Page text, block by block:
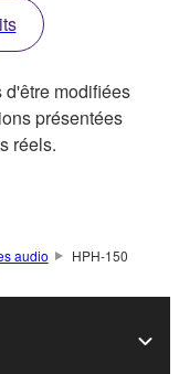
modifiées
présentées
réels.
audio HPH-150